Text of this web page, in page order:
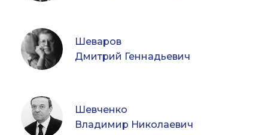
Шеваров
Дмитрий Геннадьевич
Шевченко
Владимир Николаевич